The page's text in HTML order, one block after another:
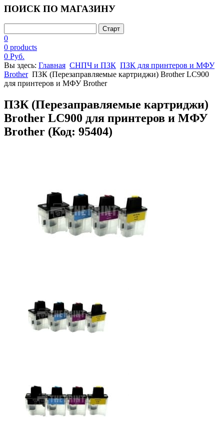
ПОИСК ПО МАГАЗИНУ
0
0 products
0 Руб.
Вы здесь: Главная СНПЧ и ПЗК ПЗК для принтеров и МФУ
Brother ПЗК (Перезаправляемые картриджи) Brother LC900
для принтеров и МФУ Brother
ПЗК (Перезаправляемые картриджи)
Brother LC900 для принтеров и МФУ
Brother (Код: 95404)